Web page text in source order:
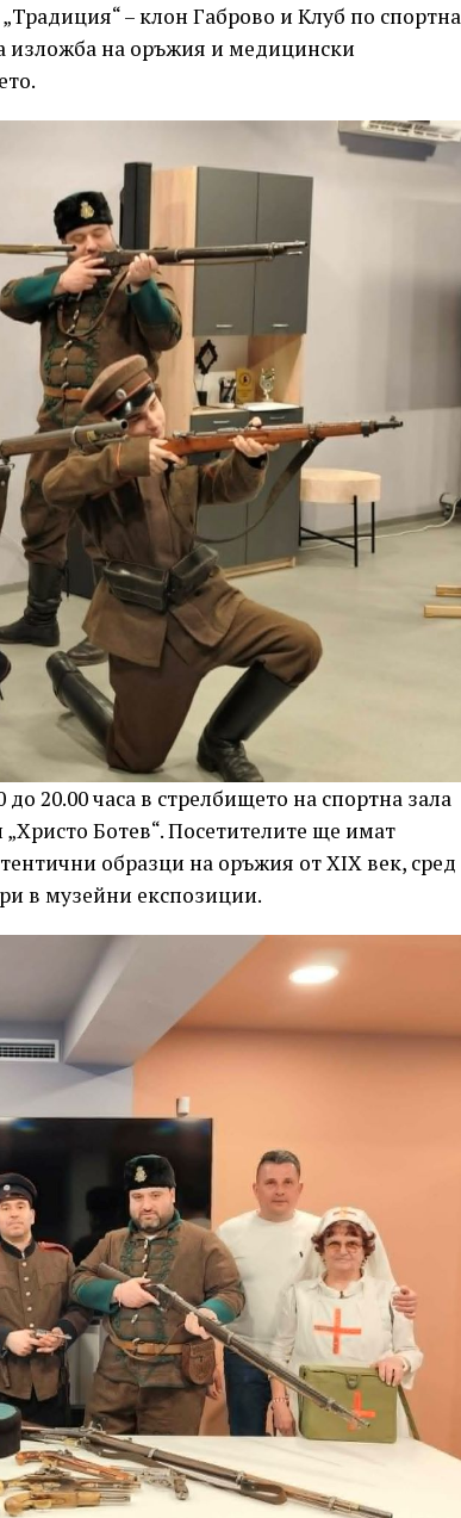
– клон Габрово и Клуб по спортна
изложба на оръжия и медицински
20.00 часа в стрелбището на спортна зала
Ботев“. Посетителите ще имат
образци на оръжия от XIX век, сред
в музейни експозиции.